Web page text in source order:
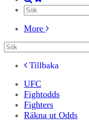
More
Tillbaka
UFC
Fightodds
Fighters
Räkna ut Odds